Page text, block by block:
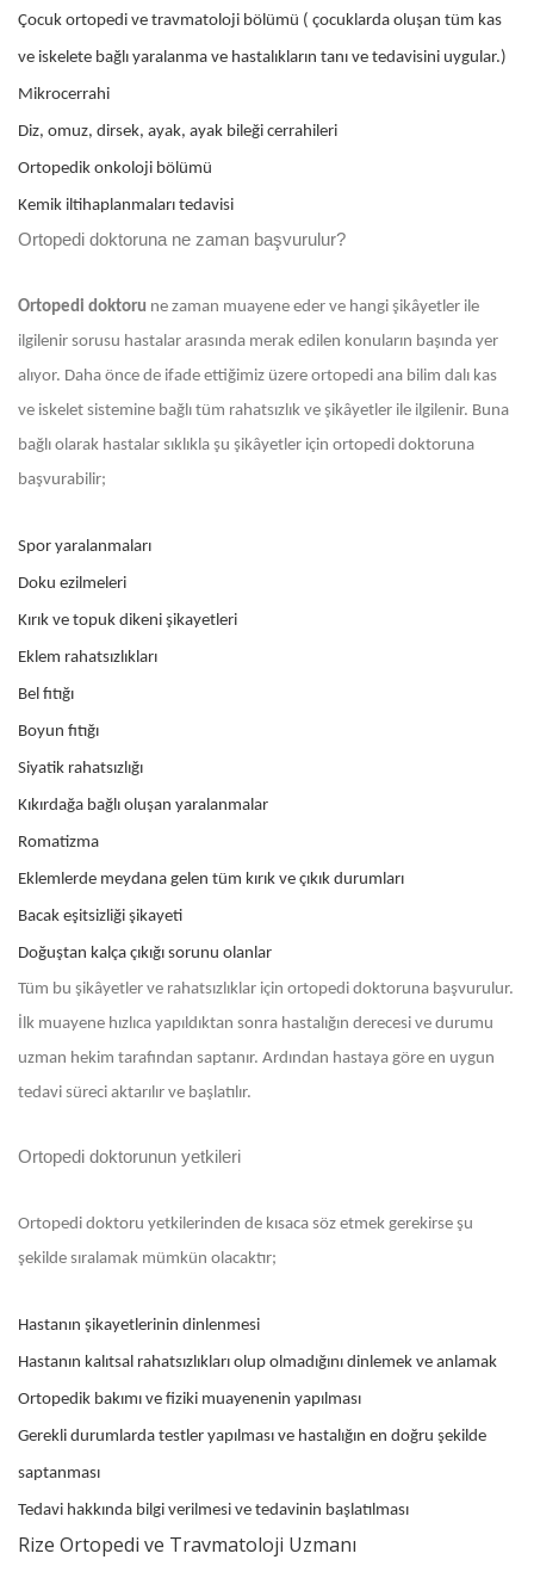
Çocuk ortopedi ve travmatoloji bölümü ( çocuklarda oluşan tüm kas
ve iskelete bağlı yaralanma ve hastalıkların tanı ve tedavisini uygular.)
Mikrocerrahi
Diz, omuz, dirsek, ayak, ayak bileği cerrahileri
Ortopedik onkoloji bölümü
Kemik iltihaplanmaları tedavisi
Ortopedi doktoruna ne zaman başvurulur?
Ortopedi doktoru ne zaman muayene eder ve hangi şikâyetler ile
ilgilenir sorusu hastalar arasında merak edilen konuların başında yer
alıyor. Daha önce de ifade ettiğimiz üzere ortopedi ana bilim dalı kas
ve iskelet sistemine bağlı tüm rahatsızlık ve şikâyetler ile ilgilenir. Buna
bağlı olarak hastalar sıklıkla şu şikâyetler için ortopedi doktoruna
başvurabilir;
Spor yaralanmaları
Doku ezilmeleri
Kırık ve topuk dikeni şikayetleri
Eklem rahatsızlıkları
Bel fıtığı
Boyun fıtığı
Siyatik rahatsızlığı
Kıkırdağa bağlı oluşan yaralanmalar
Romatizma
Eklemlerde meydana gelen tüm kırık ve çıkık durumları
Bacak eşitsizliği şikayeti
Doğuştan kalça çıkığı sorunu olanlar
Tüm bu şikâyetler ve rahatsızlıklar için ortopedi doktoruna başvurulur.
İlk muayene hızlıca yapıldıktan sonra hastalığın derecesi ve durumu
uzman hekim tarafından saptanır. Ardından hastaya göre en uygun
tedavi süreci aktarılır ve başlatılır.
Ortopedi doktorunun yetkileri
Ortopedi doktoru yetkilerinden de kısaca söz etmek gerekirse şu
şekilde sıralamak mümkün olacaktır;
Hastanın şikayetlerinin dinlenmesi
Hastanın kalıtsal rahatsızlıkları olup olmadığını dinlemek ve anlamak
Ortopedik bakımı ve fiziki muayenenin yapılması
Gerekli durumlarda testler yapılması ve hastalığın en doğru şekilde
saptanması
Tedavi hakkında bilgi verilmesi ve tedavinin başlatılması
Rize Ortopedi ve Travmatoloji Uzmanı